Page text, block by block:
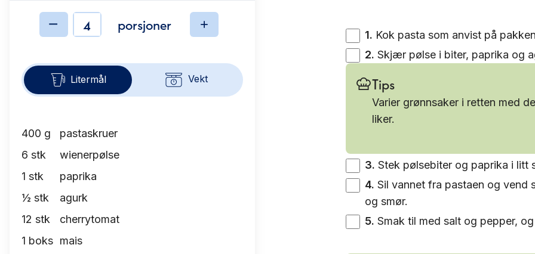
Ingredienserporsjoner
Litermål Vekt
400 g
pastaskruer
6 stk
wienerpølse
1 stk
paprika
½ stk
agurk
12 stk
cherrytomat
1 boks mais
1. Kok pasta som anvist på
2. Skjær pølse i biter, paprika og
Tips
Varier grønnsaker i retten med
liker.
3. Stek pølsebiter og paprika i litt
4. Sil vannet fra pastaen og vend
og smør.
5. Smak til med salt og pepper, og